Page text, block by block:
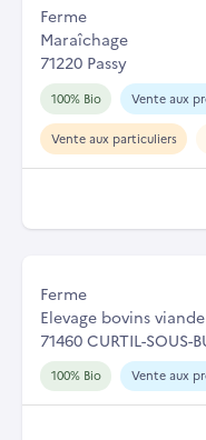
Ferme
Maraîchage
71220 Passy
100% Bio Vente aux
Vente aux particuliers
Ferme
Elevage bovins viande
71460 CURTIL-SOUS-
100% Bio Vente aux